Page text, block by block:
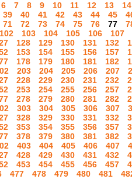
6 7 8 9 10 11 12 13
14
39 40 41 42 43 44 45
71 72 73 74 75 76 77
102 103 104 105 106
107
128 129 130 131 132
153 154 155 156 157
178 179 180 181 182
203 204 205 206 207
228 229 230 231 232
253 254 255 256 257
278 279 280 281 282
303 304 305 306 307
328 329 330 331 332
353 354 355 356 357
378 379 380 381 382
403 404 405 406 407
428 429 430 431 432
453 454 455 456 457
477 478 479 480 481